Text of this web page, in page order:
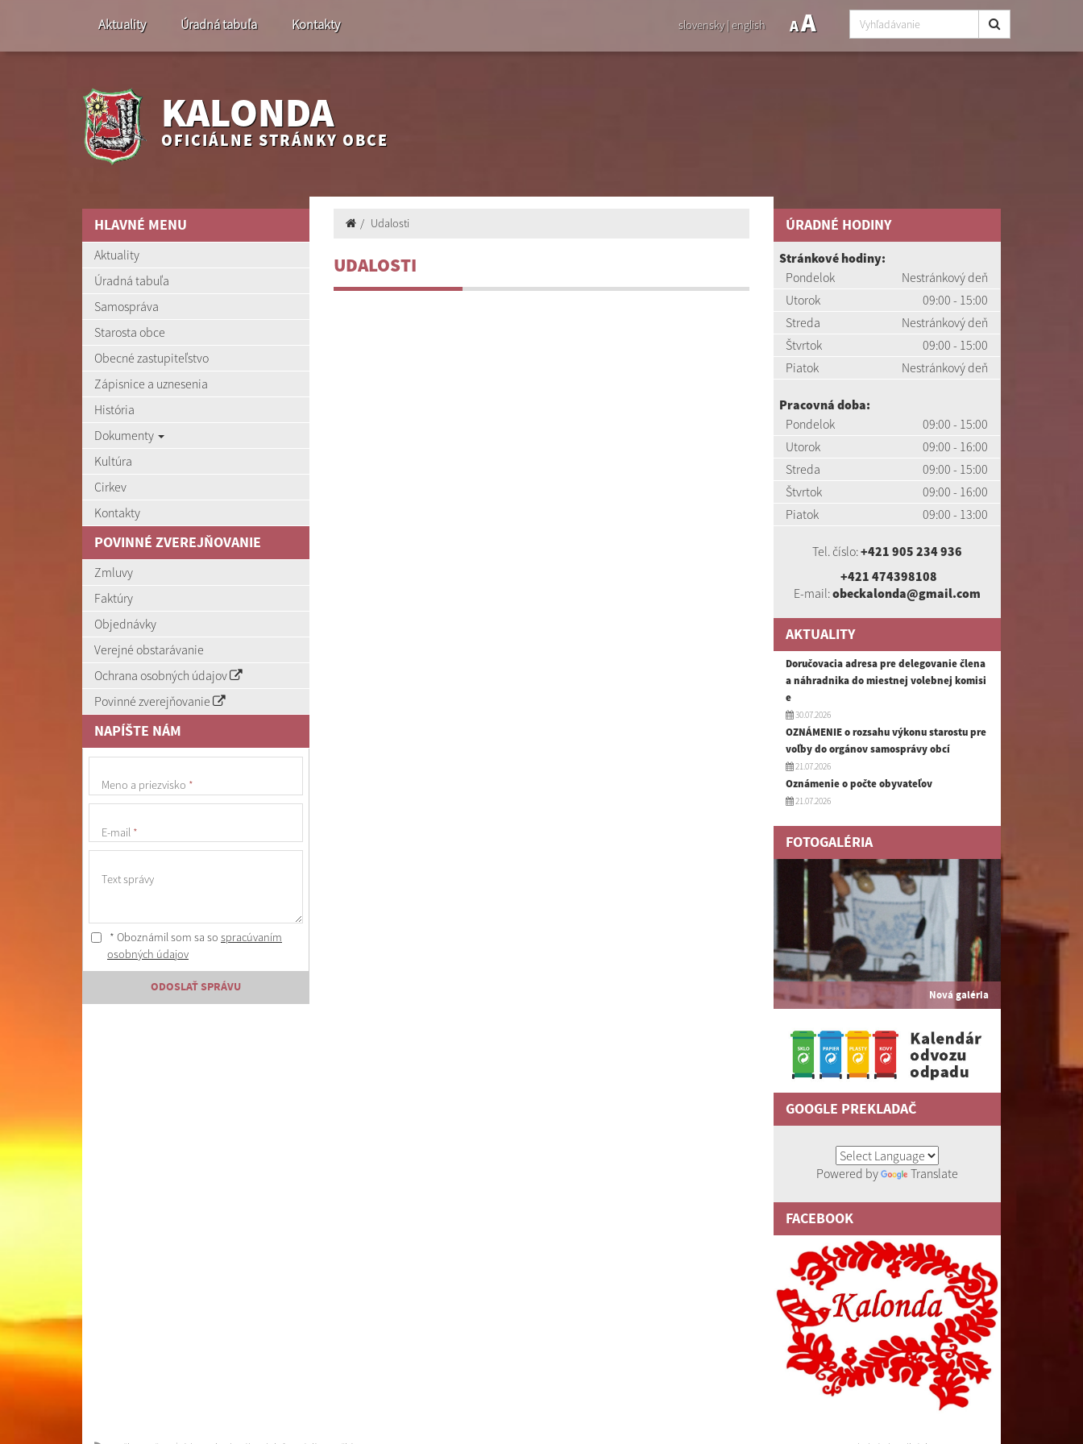
Aktuality Úradná tabuľa Kontakty slovensky|english AA
KALONDA
OFICIÁLNE STRÁNKY OBCE
HLAVNÉ MENU
Aktuality
Úradná tabuľa
Samospráva
Starosta obce
Obecné zastupiteľstvo
Zápisnice a uznesenia
História
Dokumenty
Kultúra
Cirkev
Kontakty
POVINNÉ ZVEREJŇOVANIE
Zmluvy
Faktúry
Objednávky
Verejné obstarávanie
Ochrana osobných údajov
Povinné zverejňovanie
NAPÍŠTE NÁM
Meno a priezvisko *
E-mail *
Text správy
* Oboznámil som sa so spracúvaním
osobných údajov
ODOSLAŤ SPRÁVU
Udalosti
UDALOSTI
ÚRADNÉ HODINY
Stránkové hodiny:
Pondelok
Nestránkový deň
Utorok
09:00 - 15:00
Streda
Nestránkový deň
Štvrtok
09:00 - 15:00
Piatok
Nestránkový deň
Pracovná doba:
Pondelok
09:00 - 15:00
Utorok
09:00 - 16:00
Streda
09:00 - 15:00
Štvrtok
09:00 - 16:00
Piatok
09:00 - 13:00
Tel. číslo:+421 905 234 936
+421 474398108
E-mail:obeckalonda@gmail.com
AKTUALITY
Doručovacia adresa pre delegovanie člena
a náhradnika do miestnej volebnej komisi
e
30.07.2026
OZNÁMENIE o rozsahu výkonu starostu pre
voľby do orgánov samosprávy obcí
21.07.2026
Oznámenie o počte obyvateľov
21.07.2026
FOTOGALÉRIA
Nová galéria
GOOGLE PREKLADAČ
Powered by Translate
FACEBOOK